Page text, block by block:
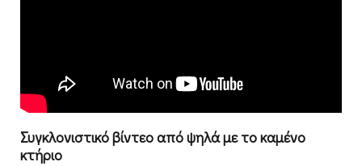
Συγκλονιστικό βίντεο από ψηλά με το καμένο
κτήριο